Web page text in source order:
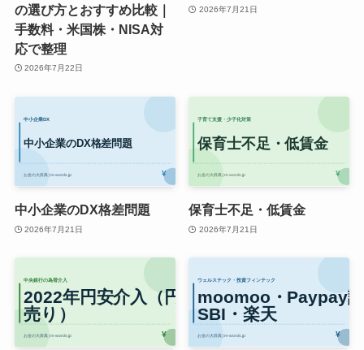
の選び方とおすすめ比較｜
手数料・米国株・NISA対
応で整理
2026年7月22日
2026年7月21日
中小企業のDX格差問題
2026年7月21日
保育士不足・低賃金
2026年7月21日